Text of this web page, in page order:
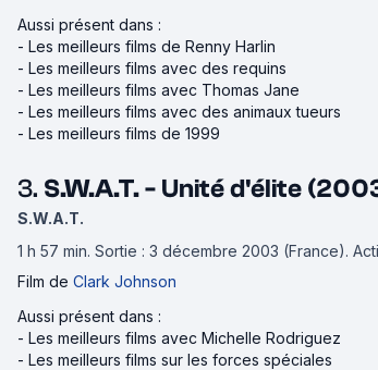
Aussi présent dans :
- Les meilleurs films de Renny Harlin
- Les meilleurs films avec des requins
- Les meilleurs films avec Thomas Jane
- Les meilleurs films avec des animaux tueurs
- Les meilleurs films de 1999
3. S.W.A.T. - Unité d'élite
S.W.A.T.
1 h 57 min. Sortie : 3 décembre 2003 (France).
Film de Clark Johnson
Aussi présent dans :
- Les meilleurs films avec Michelle Rodriguez
- Les meilleurs films sur les forces spéciales